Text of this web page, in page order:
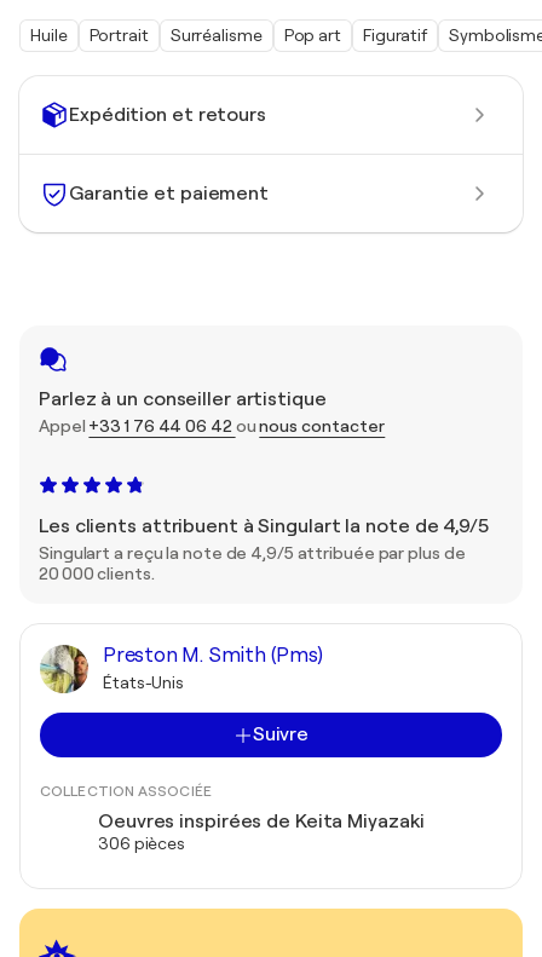
Expédition et retours
Garantie et paiement
Parlez à un conseiller artistique
Appel +33 1 76 44 06 42 ounous contacter
Les clients attribuent à Singulart la note de 4,9/5
Singulart a reçu la note de 4,9/5 attribuée par plus de
20 000 clients.
Preston M. Smith (Pms)
États-Unis
Suivre
COLLECTION ASSOCIÉE
Oeuvres inspirées de Keita Miyazaki
306 pièces
Huile Portrait Surréalisme Pop art Figuratif